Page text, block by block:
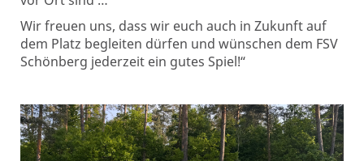
Wir freuen uns, dass wir euch auch in Zukunft auf
dem Platz begleiten dürfen und wünschen dem FSV
Schönberg jederzeit ein gutes Spiel!“